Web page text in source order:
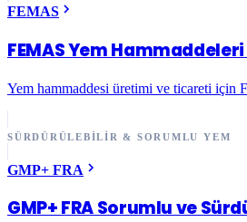
FEMAS
FEMAS Yem
Yem hammaddesi üretimi ve ticareti için
SÜRDÜRÜLEBILIR & SORUMLU YEM
GMP+ FRA
GMP+ FRA Sorumlu ve